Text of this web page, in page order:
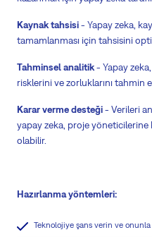
Kaynak tahsisi- Yapay zeka,
tamamlanması için tahsisini
Tahminsel analitik- Yapay
risklerini ve zorluklarını tahmin
Karar verme desteği- Verileri
yapay zeka, proje yöneticilerine
olabilir.
Hazırlanma yöntemleri:
Teknolojiye şans verin ve